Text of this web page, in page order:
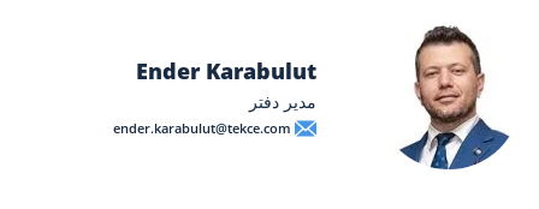
Ender Karabulut
مدیر دفتر
ender.karabulut@tekce.com